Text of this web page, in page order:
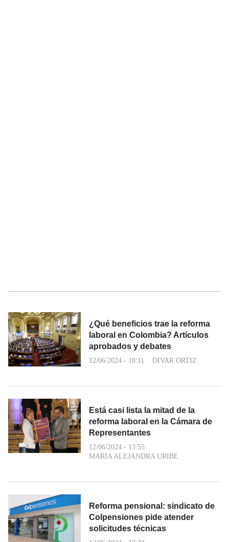
¿Qué beneficios trae la reforma
laboral en Colombia? Artículos
aprobados y debates
12/06/2024 - 18:11 DIVAR ORTIZ
Está casi lista la mitad de la
reforma laboral en la Cámara de
Representantes
12/06/2024 - 13:55
MARIA ALEJANDRA URIBE
Reforma pensional: sindicato de
Colpensiones pide atender
solicitudes técnicas